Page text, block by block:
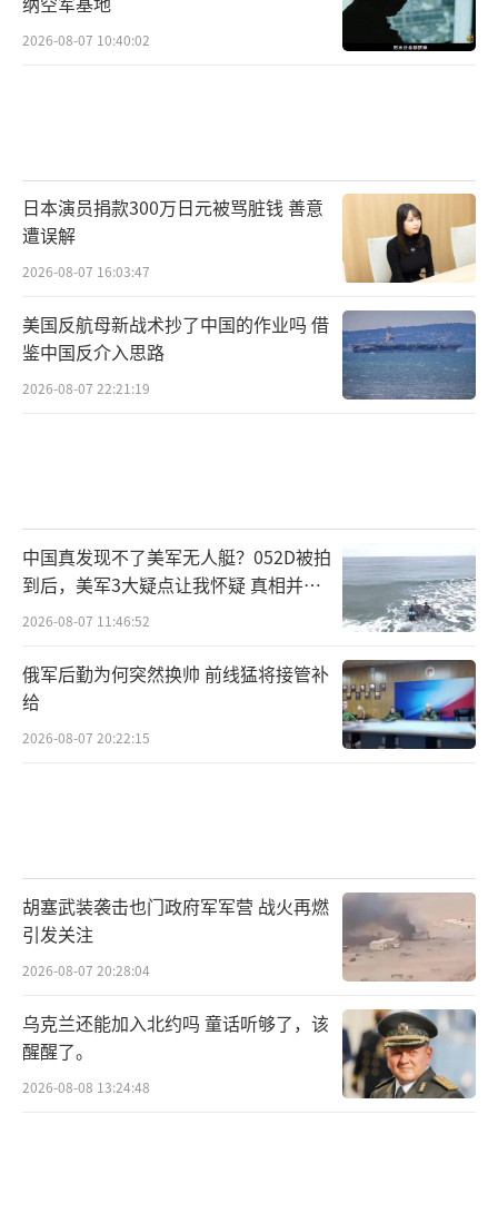
2026-08-07 10:40:02
日本演员捐款300万日元被骂脏钱 善意
遭误解
2026-08-07 16:03:47
美国反航母新战术抄了中国的作业吗 借
鉴中国反介入思路
2026-08-07 22:21:19
中国真发现不了美军无人艇？052D被拍
到后，美军3大疑点让我怀疑 真相并非
如此
2026-08-07 11:46:52
俄军后勤为何突然换帅 前线猛将接管补
给
2026-08-07 20:22:15
胡塞武装袭击也门政府军军营 战火再燃
引发关注
2026-08-07 20:28:04
乌克兰还能加入北约吗 童话听够了，该
醒醒了。
2026-08-08 13:24:48